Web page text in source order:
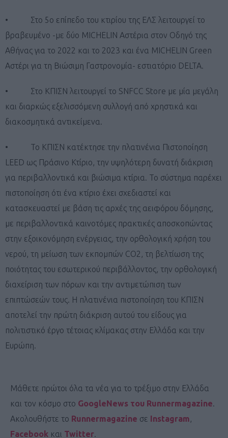
• Στο 5ο επίπεδο του κτιρίου της ΕΛΣ λειτουργεί το
βραβευμένο -με δύο MICHELIN Αστέρια στον Οδηγό της
Αθήνας για το 2022 και το 2023 και ένα MICHELIN Green
Αστέρι για τη Βιώσιμη Γαστρονομία- εστιατόριο DELTA.
• Στο ΚΠΙΣΝ λειτουργεί το SNFCC Store με μία μεγάλη
και διαρκώς εξελισσόμενη συλλογή από χρηστικά και
διακοσμητικά αντικείμενα.
• Το ΚΠΙΣΝ κατέκτησε την πλατινένια Πιστοποίηση
LEED ως Πράσινο Κτίριο, την υψηλότερη δυνατή διάκριση
για περιβαλλοντικά και βιώσιμα κτίρια. Το σύστημα παρέχει
πιστοποίηση ότι ένα κτίριο έχει σχεδιαστεί και
κατασκευαστεί με βάση τις αρχές της αειφόρου δόμησης,
με περιβαλλοντικά καινοτόμες πρακτικές αποσκοπώντας
στην εξοικονόμηση ενέργειας, την ορθολογική χρήση του
νερού, τη μείωση των εκπομπών CO2, τη βελτίωση της
ποιότητας του εσωτερικού περιβάλλοντος, την ορθολογική
διαχείριση των πόρων και την αντιμετώπιση των
επιπτώσεών τους. Η πλατινένια πιστοποίηση του ΚΠΙΣΝ
αποτελεί την πρώτη διάκριση αυτού του είδους για
πολιτιστικό έργο τέτοιας κλίμακας στην Ελλάδα και την
Ευρώπη.
Μάθετε πρώτοι όλα τα νέα για το τρέξιμο στην Ελλάδα
και τον κόσμο στο GoogleNews του Runnermagazine.
Ακολουθήστε το Runnermagazine σε Instagram,
Facebook και Twitter.